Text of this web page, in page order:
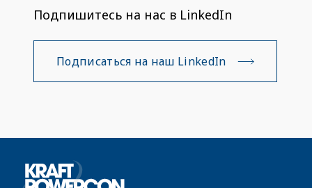
Подпишитесь на нас в LinkedIn
Подписаться на наш LinkedIn